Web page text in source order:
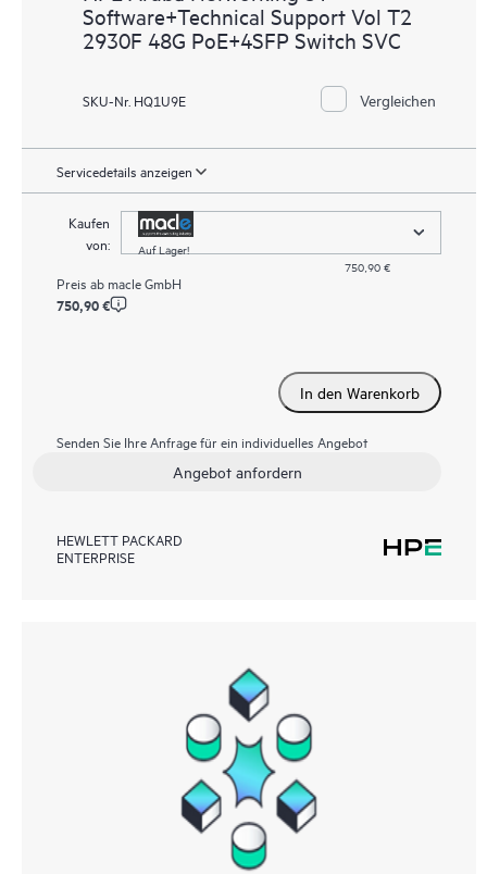
Software+Technical Support Vol T2
2930F 48G PoE+4SFP Switch SVC
SKU-Nr. HQ1U9E Vergleichen
Servicedetails anzeigen
Kaufen
von:
Auf Lager!
750,90 €
Preis ab macle GmbH
750,90 €
In den Warenkorb
Senden Sie Ihre Anfrage für ein individuelles Angebot
Angebot anfordern
HEWLETT PACKARD
ENTERPRISE